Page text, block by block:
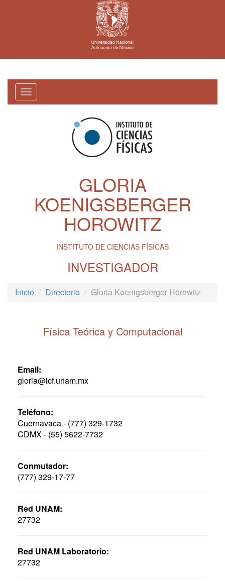
Toggle
navigation
GLORIA
KOENIGSBERGER
HOROWITZ
INSTITUTO DE CIENCIAS FÍSICAS
INVESTIGADOR
Inicio Directorio Gloria Koenigsberger Horowitz
Física Teórica y Computacional
Email:
gloria@icf.unam.mx
Teléfono:
Cuernavaca - (777) 329-1732
CDMX - (55) 5622-7732
Conmutador:
(777) 329-17-77
Red UNAM:
27732
Red UNAM Laboratorio:
27732